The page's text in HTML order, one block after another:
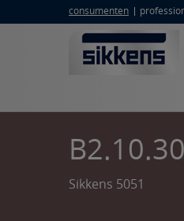
consumenten
B2.10.30
Sikkens 5051